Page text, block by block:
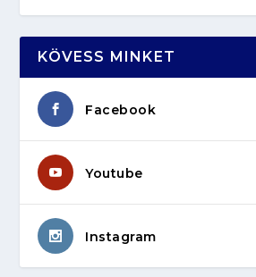
KÖVESS MINKET
Facebook
Youtube
Instagram